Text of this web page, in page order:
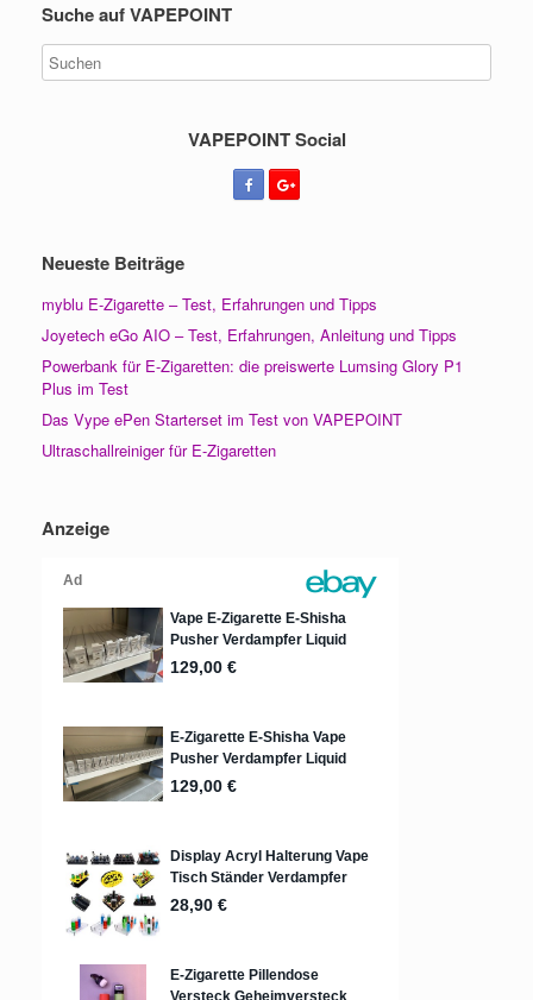
Suche auf VAPEPOINT
VAPEPOINT Social
Neueste Beiträge
myblu E-Zigarette – Test, Erfahrungen und Tipps
Joyetech eGo AIO – Test, Erfahrungen, Anleitung und Tipps
Powerbank für E-Zigaretten: die preiswerte Lumsing Glory P1
Plus im Test
Das Vype ePen Starterset im Test von VAPEPOINT
Ultraschallreiniger für E-Zigaretten
Anzeige